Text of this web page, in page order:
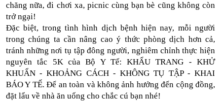
chăng nữa, đi chơi xa, picnic cùng bạn bè cũng không còn
trở ngại!
Đặc biệt, trong tình hình dịch bệnh hiện nay, mỗi người
trong chúng ta cần nâng cao ý thức phòng dịch hơn cả,
tránh những nơi tụ tập đông người, nghiêm chỉnh thực hiện
nguyên tắc 5K của Bộ Y Tế: KHẨU TRANG - KHỬ
KHUẨN - KHOẢNG CÁCH - KHÔNG TỤ TẬP - KHAI
BÁO Y TẾ. Để an toàn và không ảnh hưởng đến cộng đồng,
đặt lẩu về nhà ăn uống cho chắc cú bạn nhé!